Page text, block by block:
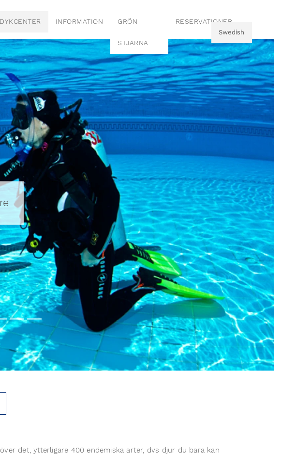
DYKCENTER INFORMATION GRÖN
STJÄRNA
RESERVATIONER
Swedish
EnglishSwedish
FrenchSwedish
ItalianSwedish
GermanSwedish
Swedish
Dutch Swedish
UkranianSwedish
det, ytterligare 400 endemiska arter, dvs djur du bara kan